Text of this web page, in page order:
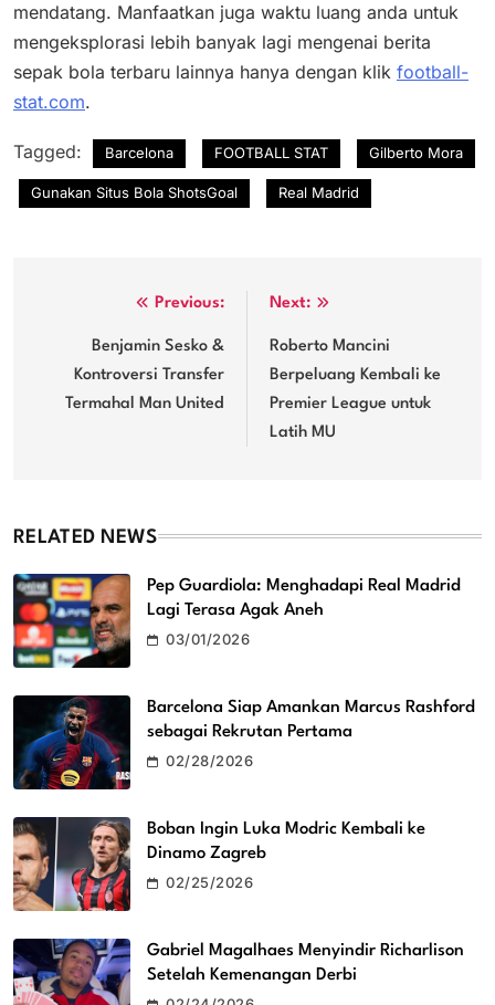
mendatang. Manfaatkan juga waktu luang anda untuk
mengeksplorasi lebih banyak lagi mengenai berita
sepak bola terbaru lainnya hanya dengan klik football-
stat.com.
Tagged: Barcelona FOOTBALL STAT Gilberto Mora
Gunakan Situs Bola ShotsGoal Real Madrid
navigation
Previous:
Benjamin Sesko &
Kontroversi Transfer
Termahal Man United
Next:
Roberto Mancini
Berpeluang Kembali ke
Premier League untuk
Latih MU
RELATED NEWS
Pep Guardiola: Menghadapi Real Madrid
Lagi Terasa Agak Aneh
03/01/2026
Barcelona Siap Amankan Marcus Rashford
sebagai Rekrutan Pertama
02/28/2026
Boban Ingin Luka Modric Kembali ke
Dinamo Zagreb
02/25/2026
Gabriel Magalhaes Menyindir Richarlison
Setelah Kemenangan Derbi